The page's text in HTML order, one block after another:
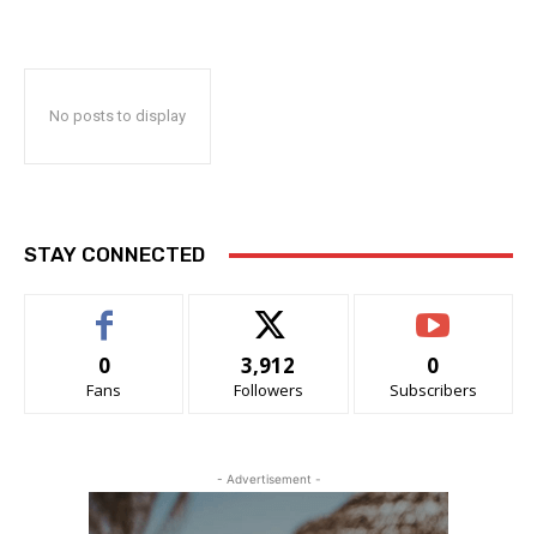
No posts to display
STAY CONNECTED
0
Fans
3,912
Followers
0
Subscribers
- Advertisement -